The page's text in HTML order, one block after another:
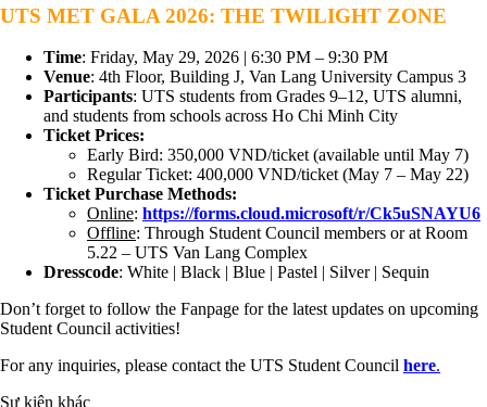
UTS MET GALA 2026: THE TWILIGHT ZONE
Time: Friday, May 29, 2026 | 6:30 PM – 9:30 PM
Venue: 4th Floor, Building J, Van Lang University Campus 3
Participants: UTS students from Grades 9–12, UTS alumni,
and students from schools across Ho Chi Minh City
Ticket Prices:
Early Bird: 350,000 VND/ticket (available until May 7)
Regular Ticket: 400,000 VND/ticket (May 7 – May 22)
Ticket Purchase Methods:
Online: https://forms.cloud.microsoft/r/Ck5uSNAYU6
Offline: Through Student Council members or at Room
5.22 – UTS Van Lang Complex
Dresscode: White | Black | Blue | Pastel | Silver | Sequin
Don’t forget to follow the Fanpage for the latest updates on upcoming
Student Council activities!
For any inquiries, please contact the UTS Student Council here.
Sự kiện khác